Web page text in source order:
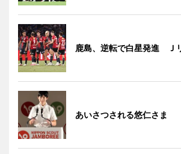
鹿島、逆転で白星発進 Ｊ
あいさつされる悠仁さま